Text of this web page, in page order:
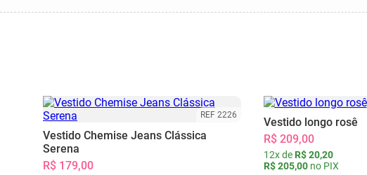
REF 2226
Vestido Chemise Jeans Clássica
Serena
R$ 179,00
Vestido longo rosê
R$ 209,00
12x de R$ 20,20
R$ 205,00no PIX